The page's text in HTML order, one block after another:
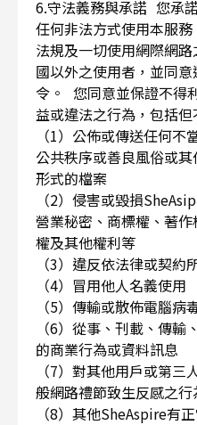
6.守法義務與承諾 您承
任何非法方式使用本服
法規及一切使用網際網
國以外之使用者，並同
令。 您同意並保證不得
益或違法之行為，包括
（1）公佈或傳送任何
公共秩序或善良風俗或
形式的檔案
（2）侵害或毀損
營業秘密、商標權、著
權及其他權利等
（3）違反依法律或契約
（4）冒用他人名義使用
（5）傳輸或散佈電腦病
（6）從事、刊載、傳
的商業行為或資料訊息
（7）對其他用戶或第
般網路禮節致生反感之行
（8）其他SheAspire有